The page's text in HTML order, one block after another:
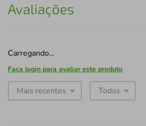
Avaliações
Carregando…
Faça login para avaliar este produto
Mais recentes Todos